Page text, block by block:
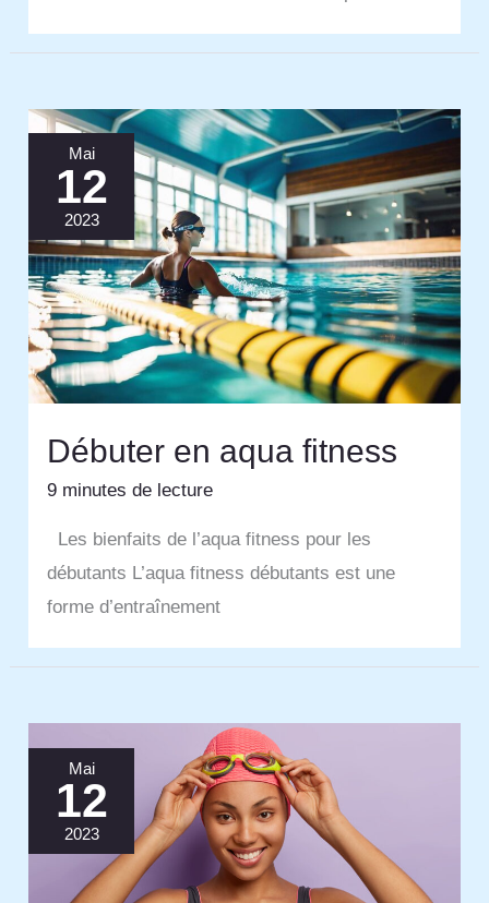
Mai
12
2023
Débuter en aqua fitness
9 minutes de lecture
Les bienfaits de l’aqua fitness pour les
débutants L’aqua fitness débutants est une
forme d’entraînement
Mai
12
2023